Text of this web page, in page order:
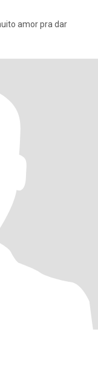
amor pra dar